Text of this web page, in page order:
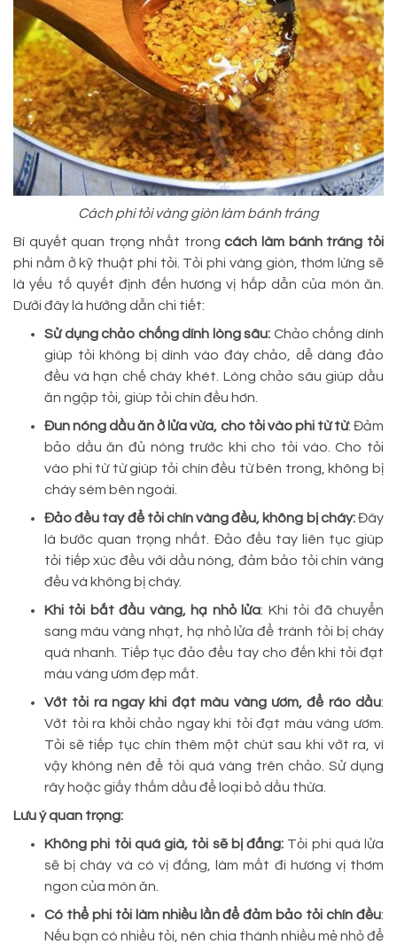
Cách phi tỏi vàng giòn làm bánh tráng
Bí quyết quan trọng nhất trong cách làm bánh tráng tỏi
phi nằm ở kỹ thuật phi tỏi. Tỏi phi vàng giòn, thơm lừng sẽ
là yếu tố quyết định đến hương vị hấp dẫn của món ăn.
Dưới đây là hướng dẫn chi tiết:
Sử dụng chảo chống dính lòng sâu: Chảo chống dính
giúp tỏi không bị dính vào đáy chảo, dễ dàng đảo
đều và hạn chế cháy khét. Lòng chảo sâu giúp dầu
ăn ngập tỏi, giúp tỏi chín đều hơn.
Đun nóng dầu ăn ở lửa vừa, cho tỏi vào phi từ từ: Đảm
bảo dầu ăn đủ nóng trước khi cho tỏi vào. Cho tỏi
vào phi từ từ giúp tỏi chín đều từ bên trong, không bị
cháy sém bên ngoài.
Đảo đều tay để tỏi chín vàng đều, không bị cháy:Đây
là bước quan trọng nhất. Đảo đều tay liên tục giúp
tỏi tiếp xúc đều với dầu nóng, đảm bảo tỏi chín vàng
đều và không bị cháy.
Khi tỏi bắt đầu vàng, hạ nhỏ lửa: Khi tỏi đã chuyển
sang màu vàng nhạt, hạ nhỏ lửa để tránh tỏi bị cháy
quá nhanh. Tiếp tục đảo đều tay cho đến khi tỏi đạt
màu vàng ươm đẹp mắt.
Vớt tỏi ra ngay khi đạt màu vàng ươm, để ráo dầu:
Vớt tỏi ra khỏi chảo ngay khi tỏi đạt màu vàng ươm.
Tỏi sẽ tiếp tục chín thêm một chút sau khi vớt ra, vì
vậy không nên để tỏi quá vàng trên chảo. Sử dụng
rây hoặc giấy thấm dầu để loại bỏ dầu thừa.
Lưu ý quan trọng:
Không phi tỏi quá già, tỏi sẽ bị đắng: Tỏi phi quá lửa
sẽ bị cháy và có vị đắng, làm mất đi hương vị thơm
ngon của món ăn.
Có thể phi tỏi làm nhiều lần để đảm bảo tỏi chín đều:
Nếu bạn có nhiều tỏi, nên chia thành nhiều mẻ nhỏ để